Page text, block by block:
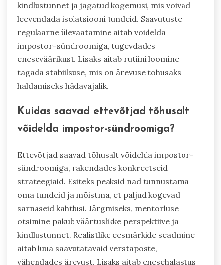
kindlustunnet ja jagatud kogemusi, mis võivad
leevendada isolatsiooni tundeid. Saavutuste
regulaarne ülevaatamine aitab võidelda
impostor-sündroomiga, tugevdades
eneseväärikust. Lisaks aitab rutiini loomine
tagada stabiilsuse, mis on ärevuse tõhusaks
haldamiseks hädavajalik.
Kuidas saavad ettevõtjad tõhusalt
võidelda impostor-sündroomiga?
Ettevõtjad saavad tõhusalt võidelda impostor-
sündroomiga, rakendades konkreetseid
strateegiaid. Esiteks peaksid nad tunnustama
oma tundeid ja mõistma, et paljud kogevad
sarnaseid kahtlusi. Järgmiseks, mentorluse
otsimine pakub väärtuslikke perspektiive ja
kindlustunnet. Realistlike eesmärkide seadmine
aitab luua saavutatavaid verstaposte,
vähendades ärevust. Lisaks aitab enesehalastus